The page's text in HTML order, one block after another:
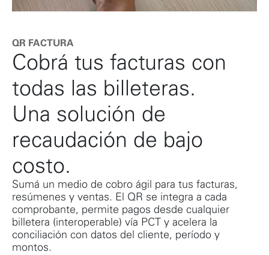
QR FACTURA
Cobrá tus facturas con
todas las billeteras.
Una solución de
recaudación de bajo
costo.
Sumá un medio de cobro ágil para tus facturas,
resúmenes y ventas. El QR se integra a cada
comprobante, permite pagos desde cualquier
billetera (interoperable) vía PCT y acelera la
conciliación con datos del cliente, período y
montos.